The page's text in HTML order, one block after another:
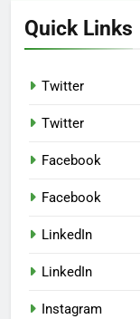
Quick Links
Twitter
Twitter
Facebook
Facebook
LinkedIn
LinkedIn
Instagram